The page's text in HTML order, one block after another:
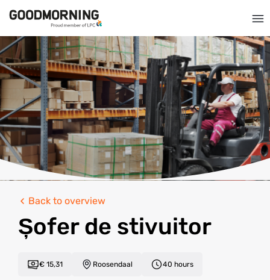
Back to overview
Șofer de stivuitor
€ 15,31 Roosendaal 40 hours